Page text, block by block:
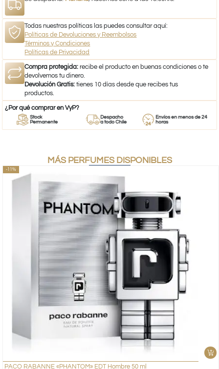
Todas nuestras políticas las puedes consultar aquí:
Políticas de Devoluciones y Reembolsos
Términos y Condiciones
Políticas de Privacidad
Compra protegida: recibe el producto en buenas condiciones o te
devolvemos tu dinero.
Devolución Gratis: tienes 10 días desde que recibes tus
productos.
¿Por qué comprar en VyP?
Stock
Permanente
Despacho
a todo Chile
Envíos en menos de 24
horas
MÁS PERFUMES DISPONIBLES
-11%
PACO RABANNE «PHANTOM» EDT Hombre 50 ml